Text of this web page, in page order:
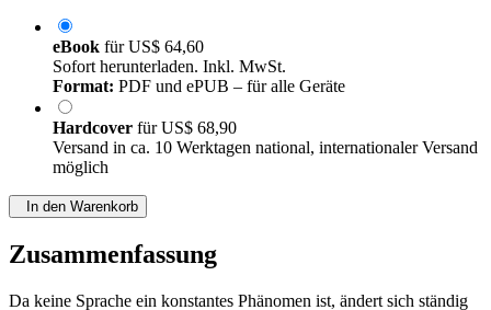
eBookfürUS$ 64,60
Sofort herunterladen. Inkl. MwSt.
Format:
HardcoverfürUS$ 68,90
Versand in ca. 10 Werktagen national, internationaler Versand
Zusammenfassung